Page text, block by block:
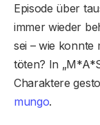
Episode über
immer wieder
sei – wie konnte
töten? In
Charaktere
mungo.